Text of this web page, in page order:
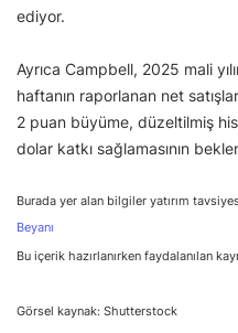
ediyor.
Ayrıca Campbell, 2025 mali
haftanın raporlanan net
2 puan büyüme, düzeltilmiş
dolar katkı sağlamasının
Burada yer alan bilgiler yatırım
Beyanı
Bu içerik hazırlanırken faydalanılan
Görsel kaynak: Shutterstock